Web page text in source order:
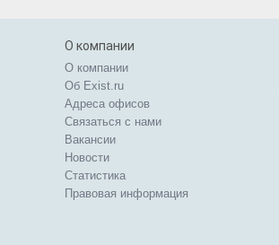
О компании
О компании
Об Exist.ru
Адреса офисов
Связаться с нами
Вакансии
Новости
Статистика
Правовая информация